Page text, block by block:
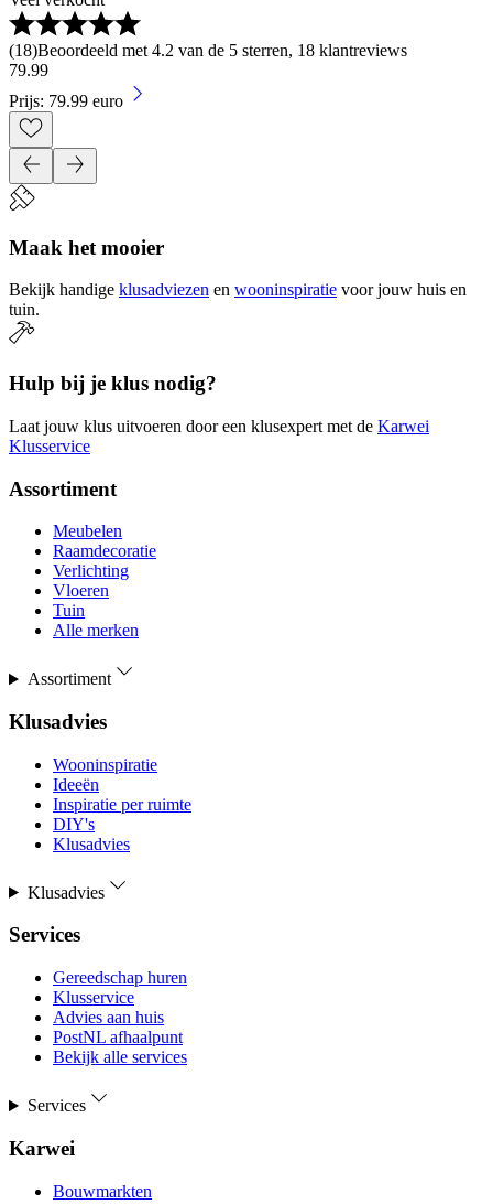
(18)Beoordeeld met 4.2 van de 5 sterren, 18 klantreviews
79.99
Prijs: 79.99 euro
Maak het mooier
Bekijk handige klusadviezen en wooninspiratie voor jouw huis en
tuin.
Hulp bij je klus nodig?
Laat jouw klus uitvoeren door een klusexpert met de Karwei
Klusservice
Assortiment
Meubelen
Raamdecoratie
Verlichting
Vloeren
Tuin
Alle merken
Assortiment
Klusadvies
Wooninspiratie
Ideeën
Inspiratie per ruimte
DIY's
Klusadvies
Klusadvies
Services
Gereedschap huren
Klusservice
Advies aan huis
PostNL afhaalpunt
Bekijk alle services
Services
Karwei
Bouwmarkten